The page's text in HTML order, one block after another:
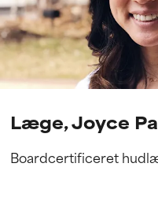
Læge, Joyce
Boardcertificeret